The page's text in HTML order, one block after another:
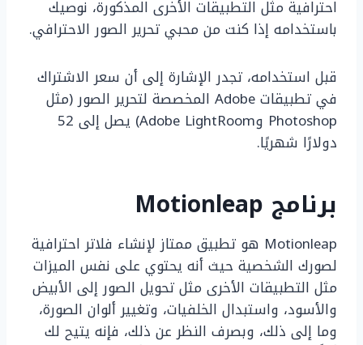
احترافية مثل التطبيقات الأخرى المذكورة، نوصيك
باستخدامه إذا كنت من محبي تحرير الصور الاحترافي.
قبل استخدامه، تجدر الإشارة إلى أن سعر الاشتراك
في تطبيقات Adobe المخصصة لتحرير الصور (مثل
Photoshop وAdobe LightRoom) يصل إلى 52
دولارًا شهريًا.
برنامج Motionleap
Motionleap هو تطبيق ممتاز لإنشاء فلاتر احترافية
لصورك الشخصية حيث أنه يحتوي على نفس الميزات
مثل التطبيقات الأخرى مثل تحويل الصور إلى الأبيض
والأسود، واستبدال الخلفيات، وتغيير ألوان الصورة،
وما إلى ذلك، وبصرف النظر عن ذلك، فإنه يتيح لك